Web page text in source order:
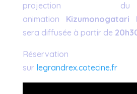
projection
animation Kizumonogatari
sera diffusée à partir de
Réservation
sur legrandrex.cotecine.fr